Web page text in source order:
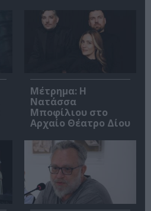
Μέτρημα: Η
Νατάσσα
Μποφίλιου στο
Αρχαίο Θέατρο Δίου